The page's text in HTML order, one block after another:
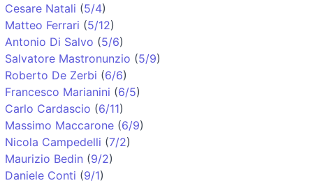
Cesare Natali (5/4)
Matteo Ferrari (5/12)
Antonio Di Salvo (5/6)
Salvatore Mastronunzio (5/9)
Roberto De Zerbi (6/6)
Francesco Marianini (6/5)
Carlo Cardascio (6/11)
Massimo Maccarone (6/9)
Nicola Campedelli (7/2)
Maurizio Bedin (9/2)
Daniele Conti (9/1)